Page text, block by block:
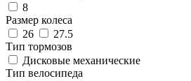
8
Размер колеса
26
27.5
Тип тормозов
Дисковые механические
Тип велосипеда